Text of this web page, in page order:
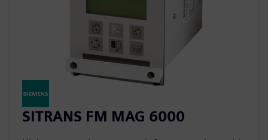
SITRANS FM MAG 6000